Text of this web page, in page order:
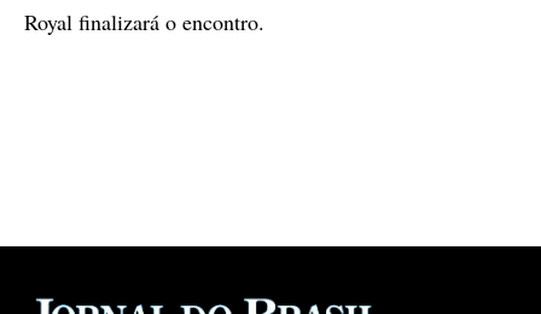
Royal finalizará o encontro.